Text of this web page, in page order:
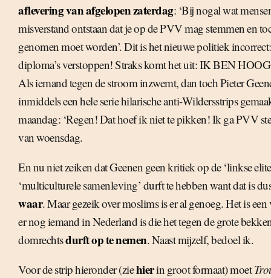
aflevering van afgelopen zaterdag: ‘Bij nogal wat
misverstand ontstaan dat je op de PVV mag stemmen en
genomen moet worden’. Dit is het nieuwe politiek
diploma’s verstoppen! Straks komt het uit: IK BEN
Als iemand tegen de stroom inzwemt, dan toch Pieter
inmiddels een hele serie hilarische anti-Wildersstrips
maandag: ‘Regen! Dat hoef ik niet te pikken! Ik ga PVV
van woensdag.
En nu niet zeiken dat Geenen geen kritiek op de ‘linkse
‘multiculturele samenleving’ durft te hebben want dat is
waar. Maar gezeik over moslims is er al genoeg. Het is
er nog iemand in Nederland is die het tegen de grote
domrechtsdurft op te nemen. Naast mijzelf, bedoel ik.
Voor de strip hieronder (ziehierin groot formaat) moet